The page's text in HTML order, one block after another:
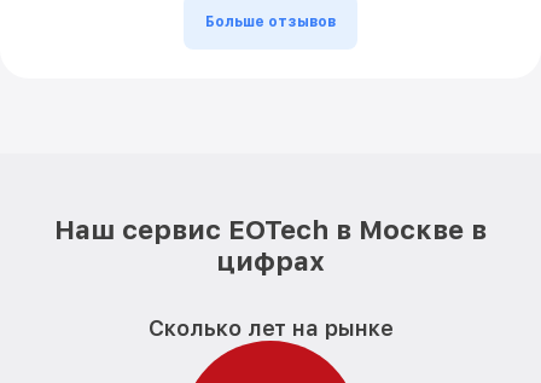
Больше отзывов
Наш сервис EOTech в Москве в
цифрах
Сколько лет на рынке